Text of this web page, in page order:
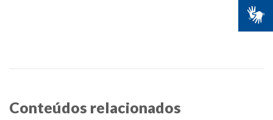
Conteúdos relacionados